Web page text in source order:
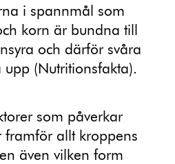
i spannmål som
korn är bundna till
och därför svåra
(Nutritionsfakta).
som påverkar
framför allt kroppens
även vilken form